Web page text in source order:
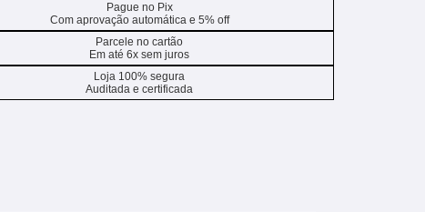
Pague no Pix
Com aprovação automática e 5% off
Parcele no cartão
Em até 6x sem juros
Loja 100% segura
Auditada e certificada